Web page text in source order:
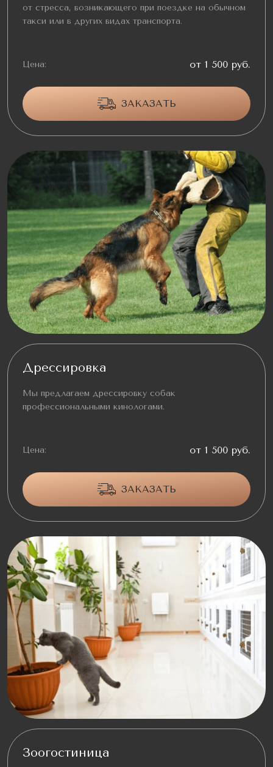
от стресса, возникающего при поездке на обычном
такси или в других видах транспорта.
Цена: от 1 500 руб.
ЗАКАЗАТЬ
Дрессировка
Мы предлагаем дрессировку собак
профессиональными кинологами.
Цена: от 1 500 руб.
ЗАКАЗАТЬ
Зоогостиница